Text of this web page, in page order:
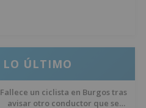
LO ÚLTIMO
Fallece un ciclista en Burgos tras
avisar otro conductor que se